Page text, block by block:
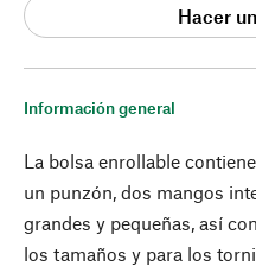
Información general
La bolsa enrollable
un punzón, dos mangos
grandes y pequeñas, así
los tamaños y para los
Hacer